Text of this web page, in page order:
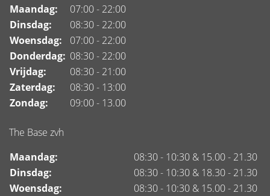
Maandag:
07:00 - 22:00
Dinsdag:
08:30 - 22:00
Woensdag:
07:00 - 22:00
Donderdag: 08:30 - 22:00
Vrijdag:
08:30 - 21:00
Zaterdag:
08:30 - 13:00
Zondag:
09:00 - 13.00
The Base zvh
Maandag:
08:30 - 10:30 & 15.00 - 21.30
Dinsdag:
08:30 - 10:30 & 18.30 - 21.30
Woensdag:
08:30 - 10:30 & 15.00 - 21.30